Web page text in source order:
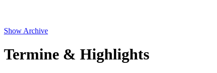
Show Archive
Termine & Highlights